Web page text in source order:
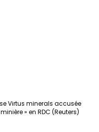
Virtus minerals accusée
» en RDC (Reuters)